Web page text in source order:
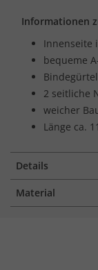
Informationen
Innenseite
bequeme
2 seitliche
weicher
Länge ca.
Details
Material